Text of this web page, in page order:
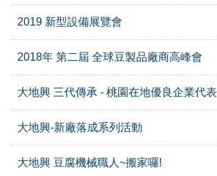
2019 新型設備展覽會
2018年 第二屆 全球豆製品廠商高峰會
大地興 三代傳承 - 桃園在地優良企業代表
大地興-新廠落成系列活動
大地興 豆腐機械職人~搬家囉!